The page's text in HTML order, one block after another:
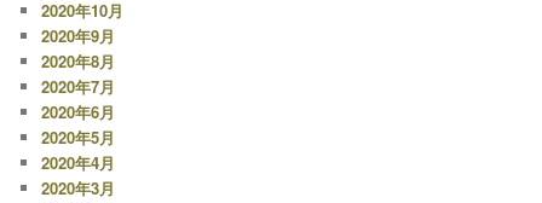
2020年10月
2020年9月
2020年8月
2020年7月
2020年6月
2020年5月
2020年4月
2020年3月